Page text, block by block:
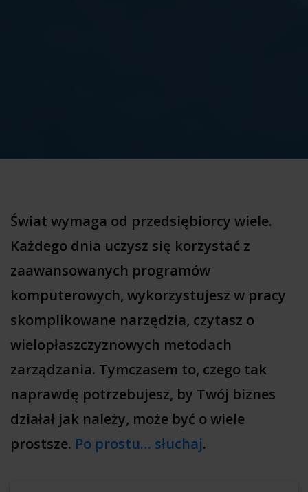
Świat wymaga od przedsiębiorcy wiele.
Każdego dnia uczysz się korzystać z
zaawansowanych programów
komputerowych, wykorzystujesz w pracy
skomplikowane narzędzia, czytasz o
wielopłaszczyznowych metodach
zarządzania. Tymczasem to, czego tak
naprawdę potrzebujesz, by Twój biznes
działał jak należy, może być o wiele
prostsze. Po prostu… słuchaj.